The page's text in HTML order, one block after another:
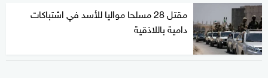
مقتل 28 مسلحا مواليا للأسد في اشتباكات
دامية باللاذقية